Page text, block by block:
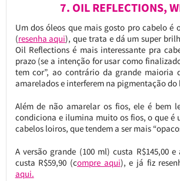
7. OIL REFLECTIONS,
Um dos óleos que mais gosto pro cabelo é
(resenha aqui), que trata e dá um super
Oil Reflections é mais interessante pra
prazo (se a intenção for usar como
tem cor”, ao contrário da grande maioria
amarelados e interferem na pigmentação do
Além de não amarelar os fios, ele é bem
condiciona e ilumina muito os fios, o que é
cabelos loiros, que tendem a ser mais
A versão grande (100 ml) custa R$145,00
custa R$59,90 (compre aqui), e já fiz
aqui.